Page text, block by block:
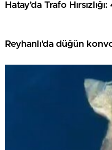
Hatay’da Trafo
Reyhanlı’da düğün